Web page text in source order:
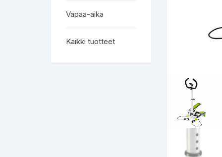
Vapaa-aika
Kaikki tuotteet